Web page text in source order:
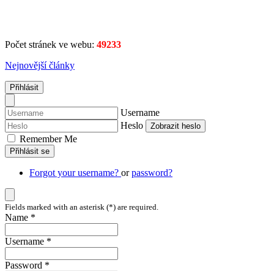
Počet stránek ve webu: 49233
Nejnovější články
Přihlásit
Username
Heslo
Zobrazit heslo
Remember Me
Přihlásit se
Forgot your username? orpassword?
Fields marked with an asterisk (*) are required.
Name *
Username *
Password *